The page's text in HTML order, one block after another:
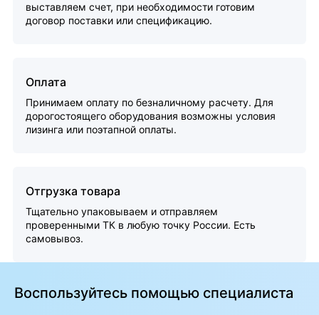
выставляем счет, при необходимости готовим
договор поставки или спецификацию.
Оплата
Принимаем оплату по безналичному расчету. Для
дорогостоящего оборудования возможны условия
лизинга или поэтапной оплаты.
Отгрузка товара
Тщательно упаковываем и отправляем
проверенными ТК в любую точку России. Есть
самовывоз.
Воспользуйтесь помощью специалиста